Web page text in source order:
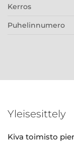
Kerros
Puhelinnumero
Yleisesittely
Kiva toimisto